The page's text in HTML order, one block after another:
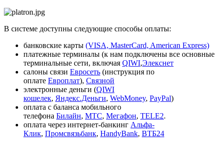
В системе доступны следующие способы оплаты:
банковские карты (VISA, MasterCard, American Express)
платежные терминалы (к нам подключены все основные
терминальные сети, включая QIWI,Элекснет
салоны связи Евросеть (инструкция по
оплате Европлат), Связной
электронные деньги (QIWI
кошелек, Яндекс.Деньги, WebMoney, PayPal)
оплата с баланса мобильного
телефона Билайн, МТС, Мегафон, TELE2.
оплата через интернет-банкинг Альфа-
Клик, Промсвязьбанк, HandyBank, ВТБ24